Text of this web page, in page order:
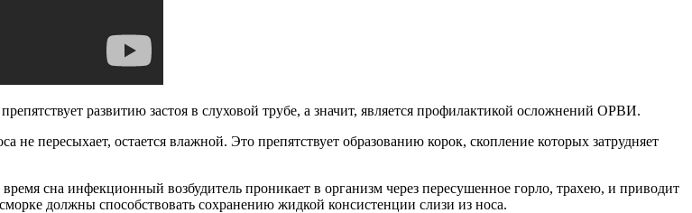
развитию застоя в слуховой трубе, а значит, является профилактикой осложнений ОРВИ.
не пересыхает, остается влажной. Это препятствует образованию корок, скопление которых затрудняет
сна инфекционный возбудитель проникает в организм через пересушенное горло, трахею, и приводит
должны способствовать сохранению жидкой консистенции слизи из носа.